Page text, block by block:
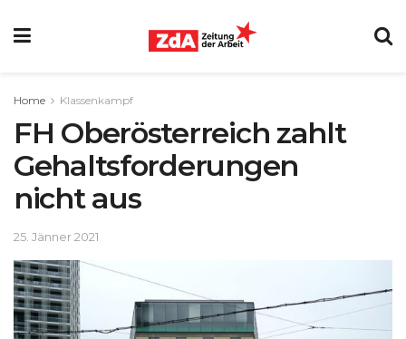
Home Klassenkampf
FH Oberösterreich zahlt
Gehaltsforderungen
nicht aus
25. Jänner 2021